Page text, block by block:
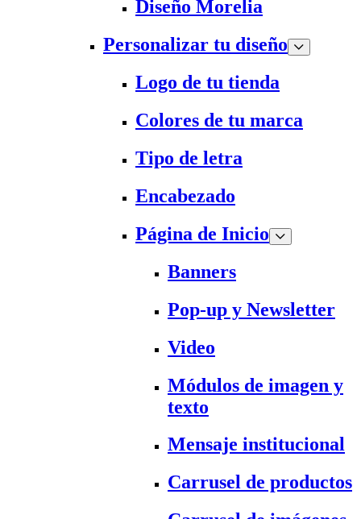
Diseño Morelia
Personalizar tu diseño
Logo de tu tienda
Colores de tu marca
Tipo de letra
Encabezado
Página de Inicio
Banners
Pop-up y Newsletter
Video
Módulos de imagen y
texto
Mensaje institucional
Carrusel de productos